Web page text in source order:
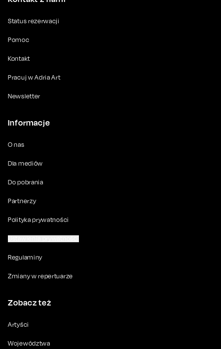
Status rezerwacji
Pomoc
Kontakt
Pracuj w Adria Art
Newsletter
Informacje
O nas
Dla mediów
Do pobrania
Partnerzy
Polityka prywatności
Regulaminy
Zmiany w repertuarze
Zobacz też
Artyści
Województwa